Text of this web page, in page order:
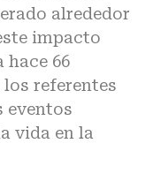
alrededor
impacto
66
los referentes
eventos
vida en la